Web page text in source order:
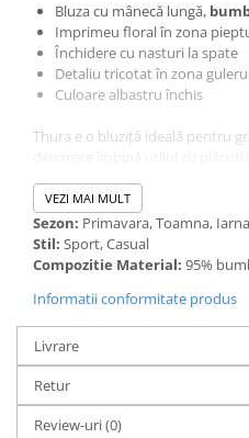
Bluza cu mânecă lungă,
Imprimeu floral în zona
Închidere cu nasturi la spate
Detaliu tricotat în zona
Culoare albastru închis
Thura e o bluziță ideală pentru
VEZI MAI MULT
Sezon: Primavara, Toamna, Iarna
Stil: Sport, Casual
Compozitie Material: 95%
Informatii conformitate produs
Livrare
Retur
Review-uri(0)